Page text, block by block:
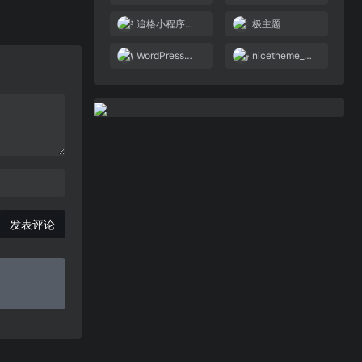
发表评论
追格小程序（zhuige.com） 极主题
WordPress智库 nicetheme_奈思主题